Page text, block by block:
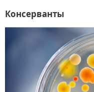
Консерванты